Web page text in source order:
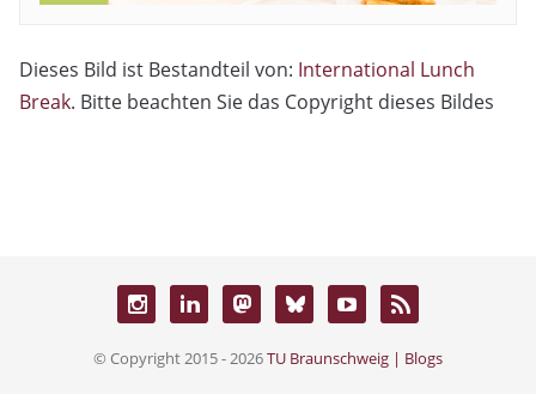
Dieses Bild ist Bestandteil von: International Lunch
Break. Bitte beachten Sie das Copyright dieses Bildes
© Copyright 2015 - 2026TU Braunschweig | Blogs